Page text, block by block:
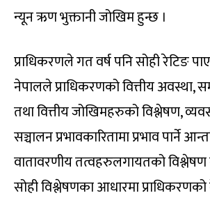
न्यून ऋण भुक्तानी जोखिम हुन्छ ।
प्राधिकरणले गत वर्ष पनि सोही रेटिङ
नेपालले प्राधिकरणको वित्तीय अवस्था,
तथा वित्तीय जोखिमहरुको विश्लेषण,
सञ्चालन प्रभावकारितामा प्रभाव पार्ने
वातावरणीय तत्वहरुलगायतको विश्लेषण
सोही विश्लेषणका आधारमा प्राधिकरणको